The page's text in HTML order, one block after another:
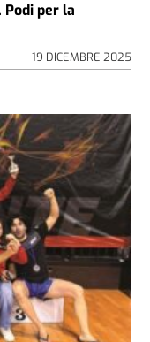
Podi per la
19 DICEMBRE 2025